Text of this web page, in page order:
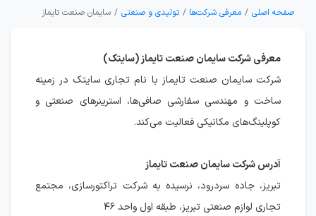
صفحه اصلی معرفی شرکت‌ها تولیدی و صنعتی سایمان صنعت تایماز
معرفی شرکت سایمان صنعت تایماز (سایتک)
شرکت سایمان صنعت تایماز با نام تجاری سایتک در زمینه
ساخت و مهندسی سفارشی صافی‌ها، استرینرهای صنعتی و
کوپلینگ‌های مکانیکی فعالیت می‌کند.
آدرس شرکت سایمان صنعت تایماز
تبریز، جاده سردرود، نرسیده به شرکت تراکتورسازی، مجتمع
تجاری لوازم صنعتی تبریز، طبقه اول واحد ۴۶